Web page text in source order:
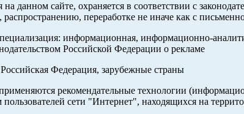
данном сайте, охраняется в соответствии с
переработке не иначе как с
информационная, информационно-
Российской Федерации о рекламе
Федерация, зарубежные страны
рекомендательные технологии
сети "Интернет", находящихся на